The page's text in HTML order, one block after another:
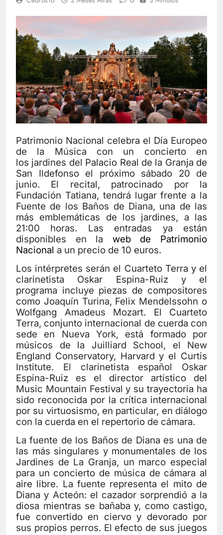
Patrimonio Nacional celebra el Día Europeo
de la Música con un concierto en
los jardines del Palacio Real de la Granja de
San Ildefonso el próximo sábado 20 de
junio. El recital, patrocinado por la
Fundación Tatiana, tendrá lugar frente a la
Fuente de los Baños de Diana, una de las
más emblemáticas de los jardines, a las
21:00 horas. Las entradas ya están
disponibles en la web de Patrimonio
Nacional a un precio de 10 euros.
Los intérpretes serán el Cuarteto Terra y el
clarinetista Oskar Espina-Ruiz y el
programa incluye piezas de compositores
como Joaquín Turina, Felix Mendelssohn o
Wolfgang Amadeus Mozart. El Cuarteto
Terra, conjunto internacional de cuerda con
sede en Nueva York, está formado por
músicos de la Juilliard School, el New
England Conservatory, Harvard y el Curtis
Institute. El clarinetista español Oskar
Espina-Ruiz es el director artístico del
Music Mountain Festival y su trayectoria ha
sido reconocida por la crítica internacional
por su virtuosismo, en particular, en diálogo
con la cuerda en el repertorio de cámara.
La fuente de los Baños de Diana es una de
las más singulares y monumentales de los
Jardines de La Granja, un marco especial
para un concierto de música de cámara al
aire libre. La fuente representa el mito de
Diana y Acteón: el cazador sorprendió a la
diosa mientras se bañaba y, como castigo,
fue convertido en ciervo y devorado por
sus propios perros. El efecto de sus juegos